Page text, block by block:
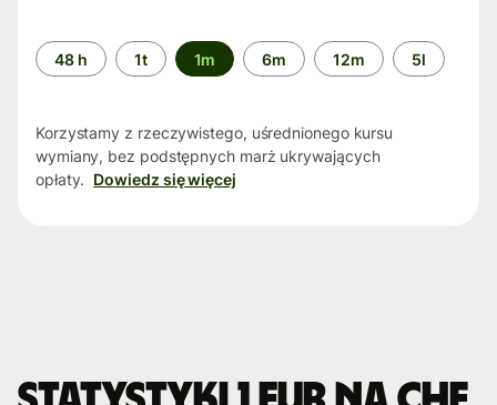
Przedział
czasu
48 h 1t 1m 6m 12m 5l
Korzystamy z rzeczywistego, uśrednionego kursu
wymiany, bez podstępnych marż ukrywających
opłaty. Dowiedz się więcej